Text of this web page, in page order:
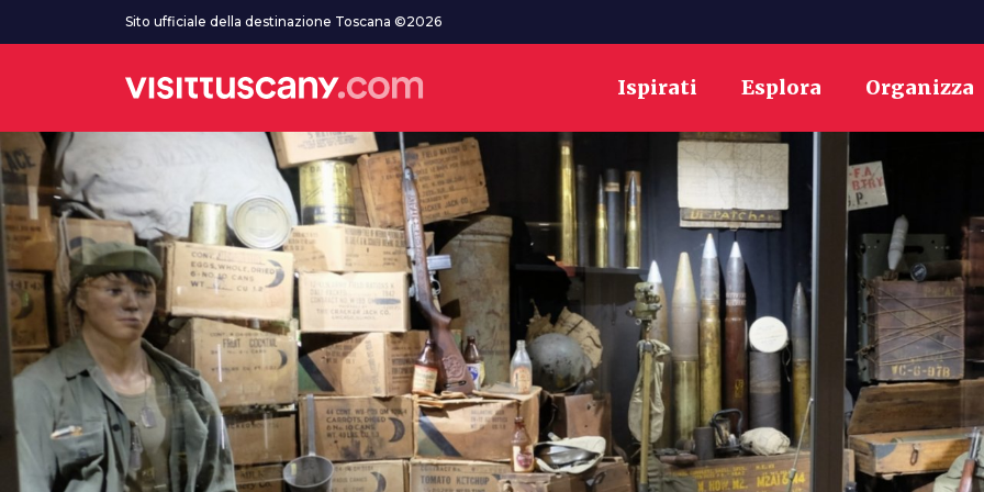
Vai al contenuto principaleSito ufficiale della destinazione Toscana ©2026
Ispirati Esplora Organizza